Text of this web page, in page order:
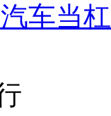
车当